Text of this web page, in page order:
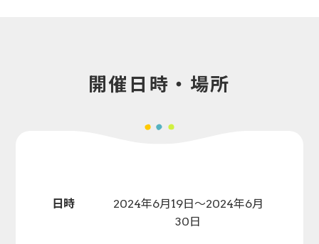
開催日時・場所
日時
2024年6月19日～2024年6月
30日